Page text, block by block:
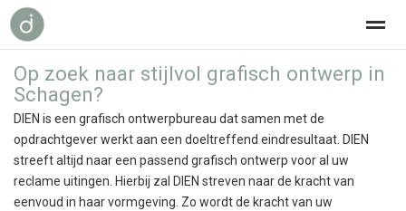
grafisch ontwerp over dien contact
Home Bellen Nieuws E-mail
Op zoek naar stijlvol grafisch ontwerp in
Schagen?
DIEN is een grafisch ontwerpbureau dat samen met de
opdrachtgever werkt aan een doeltreffend eindresultaat. DIEN
streeft altijd naar een passend grafisch ontwerp voor al uw
reclame uitingen. Hierbij zal DIEN streven naar de kracht van
eenvoud in haar vormgeving. Zo wordt de kracht van uw